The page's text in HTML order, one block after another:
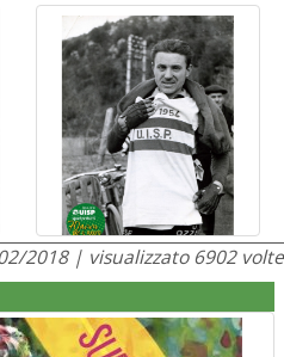
2018 | visualizzato 6902 volte